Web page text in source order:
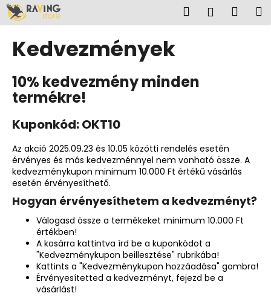
Ugrás
fő
tartalomhoz
Keresés
Kedvezmények
10% kedvezmény minden
termékre!
Kuponkód: OKT10
Az akció 2025.09.23 és 10.05 közötti rendelés esetén
érvényes és más kedvezménnyel nem vonható össze. A
kedvezménykupon minimum 10.000 Ft értékű vásárlás
esetén érvényesíthető.
Hogyan érvényesíthetem a kedvezményt?
Válogasd össze a termékeket minimum 10.000 Ft
értékben!
A kosárra kattintva írd be a kuponkódot a
"Kedvezménykupon beillesztése" rubrikába!
Kattints a "Kedvezménykupon hozzáadása" gombra!
Érvényesítetted a kedvezményt, fejezd be a
vásárlást!
K
o
i
t
e
r
e
s
?
KERESÉS